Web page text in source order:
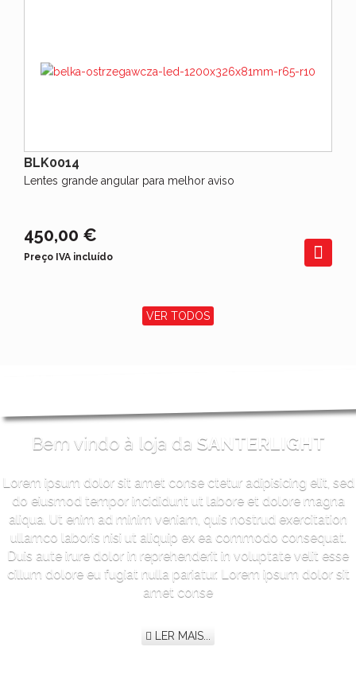
BLK0014
Lentes grande angular para melhor aviso
450,00 €
Preço IVA incluído
VER TODOS
Bem vindo à loja da SANTERLIGHT
Lorem ipsum dolor sit amet conse ctetur adipisicing elit, sed
do eiusmod tempor incididunt ut labore et dolore magna
aliqua. Ut enim ad minim veniam, quis nostrud exercitation
ullamco laboris nisi ut aliquip ex ea commodo consequat.
Duis aute irure dolor in reprehenderit in voluptate velit esse
cillum dolore eu fugiat nulla pariatur. Lorem ipsum dolor sit
amet conse
LER MAIS...